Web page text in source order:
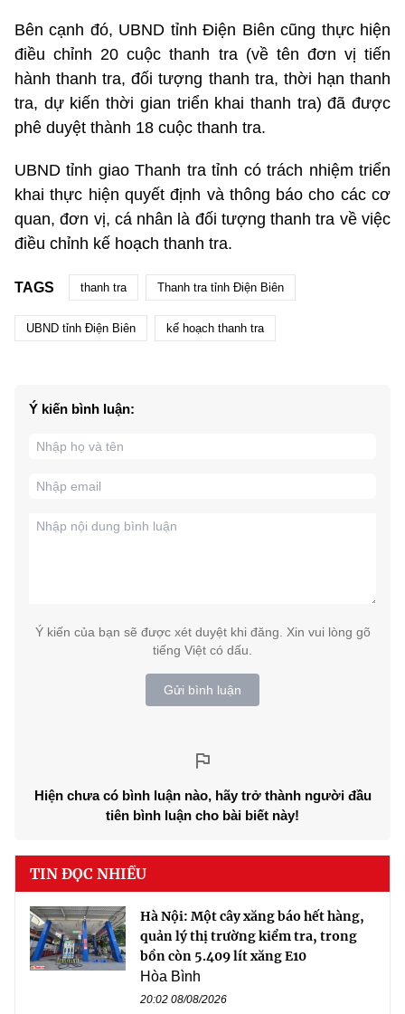
Bên cạnh đó, UBND tỉnh Điện Biên cũng thực hiện
điều chỉnh 20 cuộc thanh tra (về tên đơn vị tiến
hành thanh tra, đối tượng thanh tra, thời hạn thanh
tra, dự kiến thời gian triển khai thanh tra) đã được
phê duyệt thành 18 cuộc thanh tra.
UBND tỉnh giao Thanh tra tỉnh có trách nhiệm triển
khai thực hiện quyết định và thông báo cho các cơ
quan, đơn vị, cá nhân là đối tượng thanh tra về việc
điều chỉnh kế hoạch thanh tra.
TAGS thanh tra Thanh tra tỉnh Điện Biên
UBND tỉnh Điện Biên kế hoạch thanh tra
Ý kiến bình luận:
Ý kiến của bạn sẽ được xét duyệt khi đăng. Xin vui lòng gõ
tiếng Việt có dấu.
Gửi bình luận
Hiện chưa có bình luận nào, hãy trở thành người đầu
tiên bình luận cho bài biết này!
TIN ĐỌC NHIỀU
Hà Nội: Một cây xăng báo hết hàng,
quản lý thị trường kiểm tra, trong
bồn còn 5.409 lít xăng E10
Hòa Bình
20:02 08/08/2026